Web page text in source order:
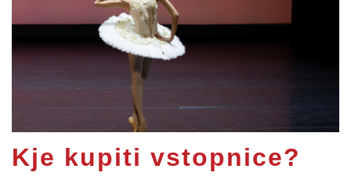
Kje kupiti vstopnice?